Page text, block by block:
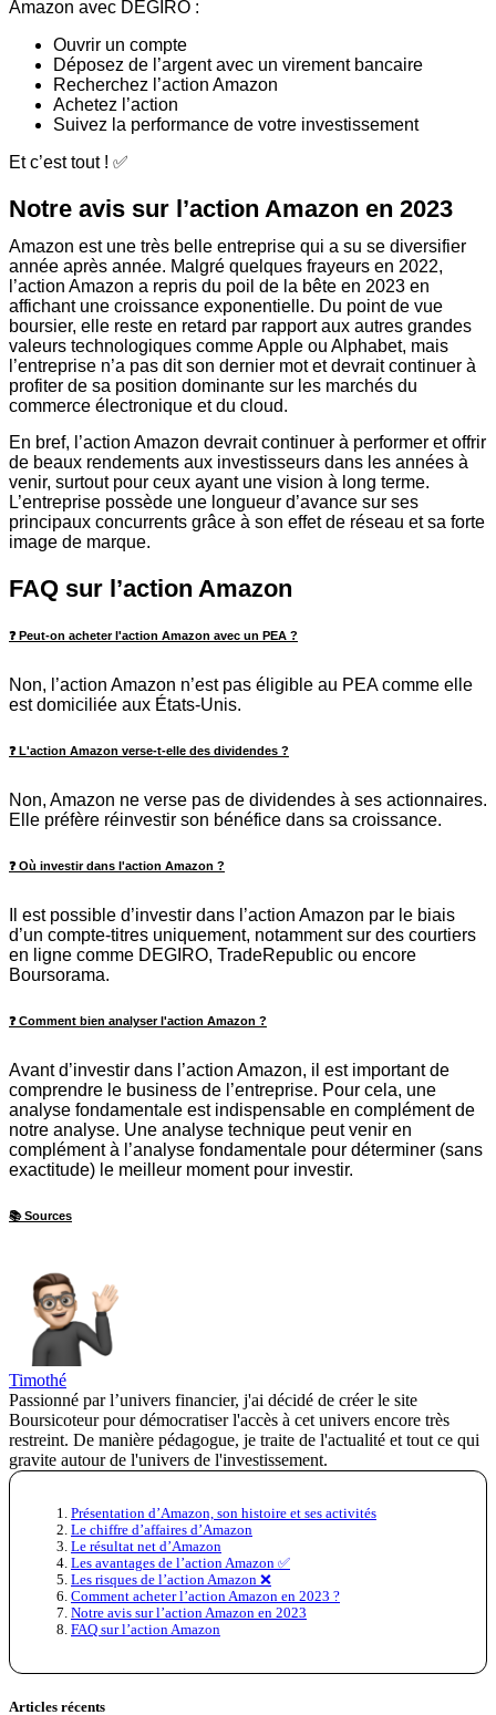
Amazon avec DEGIRO :
Ouvrir un compte
Déposez de l’argent avec un virement bancaire
Recherchez l’action Amazon
Achetez l’action
Suivez la performance de votre investissement
Et c’est tout ! ✅
Notre avis sur l’action Amazon en 2023
Amazon est une très belle entreprise qui a su se diversifier
année après année. Malgré quelques frayeurs en 2022,
l’action Amazon a repris du poil de la bête en 2023 en
affichant une croissance exponentielle. Du point de vue
boursier, elle reste en retard par rapport aux autres grandes
valeurs technologiques comme Apple ou Alphabet, mais
l’entreprise n’a pas dit son dernier mot et devrait continuer à
profiter de sa position dominante sur les marchés du
commerce électronique et du cloud.
En bref, l’action Amazon devrait continuer à performer et offrir
de beaux rendements aux investisseurs dans les années à
venir, surtout pour ceux ayant une vision à long terme.
L’entreprise possède une longueur d’avance sur ses
principaux concurrents grâce à son effet de réseau et sa forte
image de marque.
FAQ sur l’action Amazon
❓ Peut-on acheter l'action Amazon avec un PEA ?
Non, l’action Amazon n’est pas éligible au PEA comme elle
est domiciliée aux États-Unis.
❓ L'action Amazon verse-t-elle des dividendes ?
Non, Amazon ne verse pas de dividendes à ses actionnaires.
Elle préfère réinvestir son bénéfice dans sa croissance.
❓ Où investir dans l'action Amazon ?
Il est possible d’investir dans l’action Amazon par le biais
d’un compte-titres uniquement, notamment sur des courtiers
en ligne comme DEGIRO, TradeRepublic ou encore
Boursorama.
❓ Comment bien analyser l'action Amazon ?
Avant d’investir dans l’action Amazon, il est important de
comprendre le business de l’entreprise. Pour cela, une
analyse fondamentale est indispensable en complément de
notre analyse. Une analyse technique peut venir en
complément à l’analyse fondamentale pour déterminer (sans
exactitude) le meilleur moment pour investir.
📚 Sources
Timothé
Passionné par l’univers financier, j'ai décidé de créer le site
Boursicoteur pour démocratiser l'accès à cet univers encore très
restreint. De manière pédagogue, je traite de l'actualité et tout ce qui
gravite autour de l'univers de l'investissement.
Présentation d’Amazon, son histoire et ses activités
Le chiffre d’affaires d’Amazon
Le résultat net d’Amazon
Les avantages de l’action Amazon ✅
Les risques de l’action Amazon ❌
Comment acheter l’action Amazon en 2023 ?
Notre avis sur l’action Amazon en 2023
FAQ sur l’action Amazon
Articles récents